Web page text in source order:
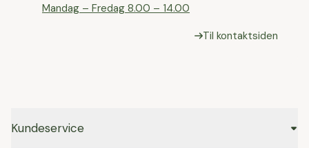
⁠Mandag – Fredag 8.00 – 14.00
Til kontaktsiden
Kundeservice